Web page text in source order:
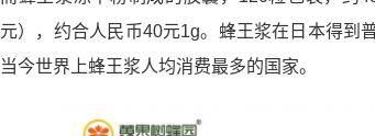
元），约合人民币40元1g。蜂王浆在日本得到
当今世界上蜂王浆人均消费最多的国家。